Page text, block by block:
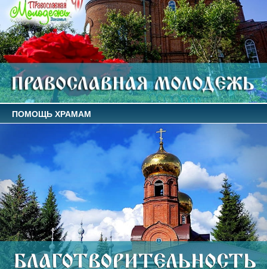
ПОМОЩЬ ХРАМАМ